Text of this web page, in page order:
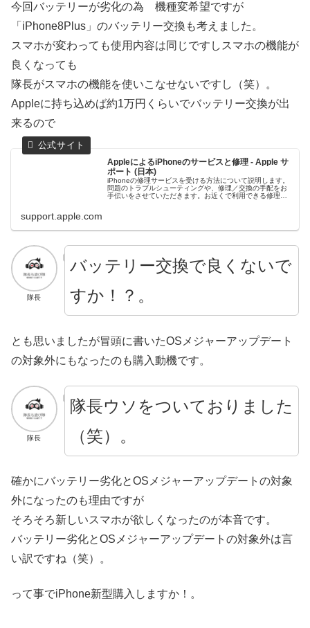
今回バッテリーが劣化の為 機種変希望ですが
「iPhone8Plus」のバッテリー交換も考えました。
スマホが変わっても使用内容は同じですしスマホの機能が
良くなっても
隊長がスマホの機能を使いこなせないですし（笑）。
Appleに持ち込めば約1万円くらいでバッテリー交換が出
来るので
AppleによるiPhoneのサービスと修理 - Apple サ
ポート (日本)
iPhoneの修理サービスを受ける方法について説明します。
問題のトラブルシューティングや、修理／交換の手配をお
手伝いをさせていただきます。お近くで利用できる修理サ
support.apple.com
隊長
バッテリー交換で良くないで
すか！？。
とも思いましたが冒頭に書いたOSメジャーアップデート
の対象外にもなったのも購入動機です。
隊長
隊長ウソをついておりました
（笑）。
確かにバッテリー劣化とOSメジャーアップデートの対象
外になったのも理由ですが
そろそろ新しいスマホが欲しくなったのが本音です。
バッテリー劣化とOSメジャーアップデートの対象外は言
い訳ですね（笑）。
って事でiPhone新型購入しますか！。